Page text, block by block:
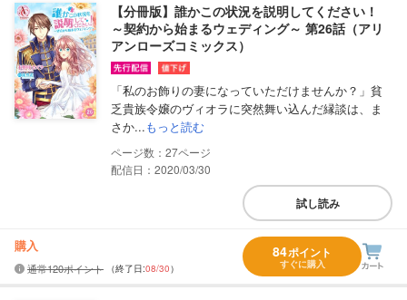
【分冊版】誰かこの状況を説明してください！
～契約から始まるウェディング～ 第26話（アリ
アンローズコミックス）
「私のお飾りの妻になっていただけませんか？」貧
乏貴族令嬢のヴィオラに突然舞い込んだ縁談は、ま
さか...もっと読む
27
配信日：2020/03/30
試し読み
購入
通常120ポイント （終了日:08/30）
84ポイント
すぐに購入